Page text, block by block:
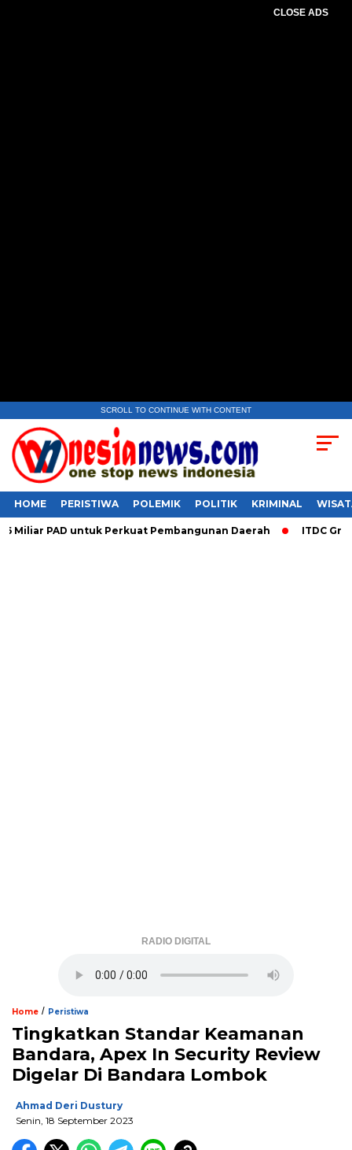
CLOSE ADS
SCROLL TO CONTINUE WITH CONTENT
HOME PERISTIWA POLEMIK POLITIK KRIMINAL
PAD untuk Perkuat Pembangunan Daerah ITDC Group
RADIO DIGITAL
Home / Peristiwa
Tingkatkan Standar Keamanan
Bandara, Apex In Security Review
Digelar Di Bandara Lombok
Ahmad Deri Dustury
Senin, 18 September 2023